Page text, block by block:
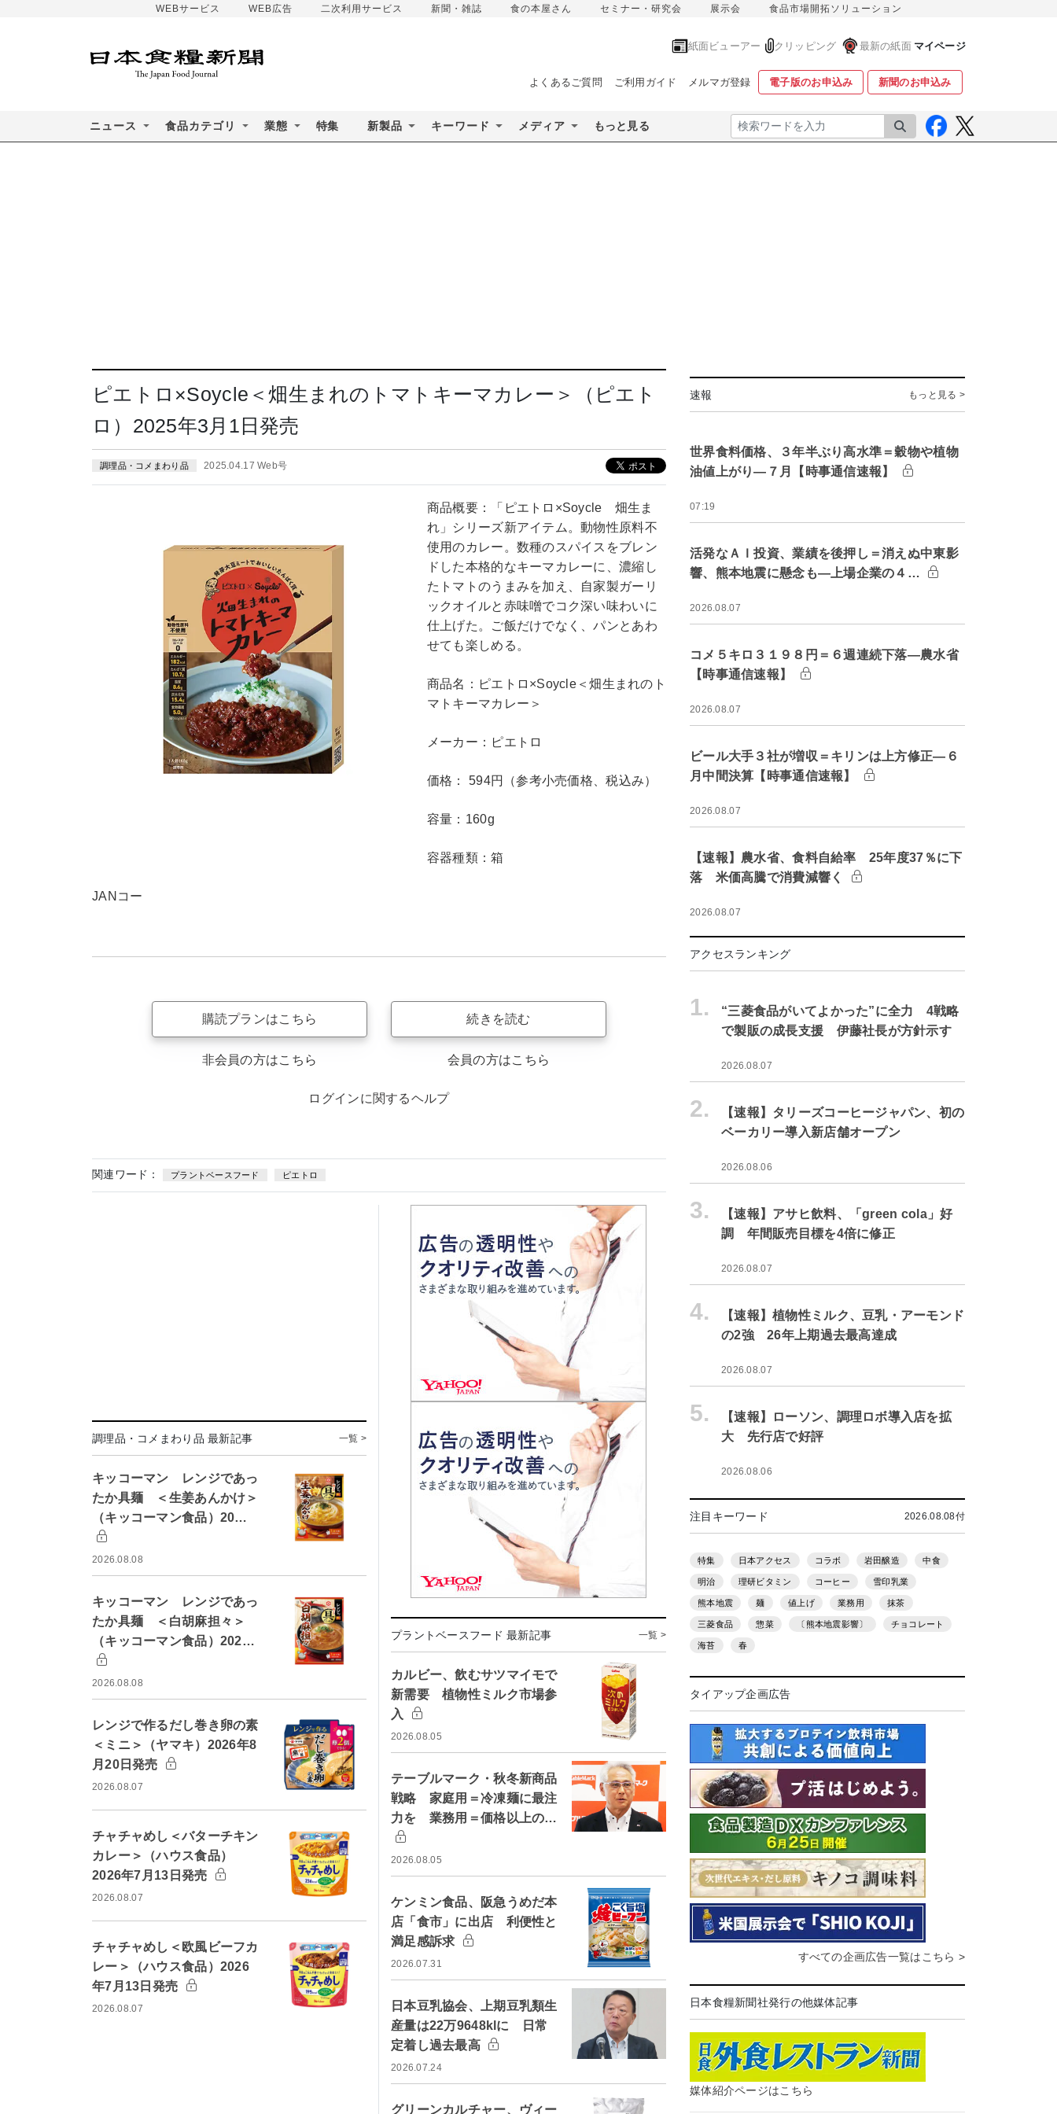
WEBサービス WEB広告 二次利用サービス 新聞・雑誌 食の本屋さん セミナー・研究会 展示会 食品市場開拓ソリューション
紙面ビューアー クリッピング 最新の紙面 マイページ
よくあるご質問 ご利用ガイド メルマガ登録 電子版のお申込み 新聞のお申込み
ニュース 食品カテゴリ 業態 特集 新製品 キーワード メディア もっと見る 検索
ピエトロ×Soycle＜畑生まれのトマトキーマカレー＞（ピエト
ロ）2025年3月1日発売
調理品・コメまわり品 2025.04.17 Web号
商品概要：「ピエトロ×Soycle 畑生ま
れ」シリーズ新アイテム。動物性原料不
使用のカレー。数種のスパイスをブレン
ドした本格的なキーマカレーに、濃縮し
たトマトのうまみを加え、自家製ガーリ
ックオイルと赤味噌でコク深い味わいに
仕上げた。ご飯だけでなく、パンとあわ
せても楽しめる。
商品名：ピエトロ×Soycle＜畑生まれのト
マトキーマカレー＞
メーカー：ピエトロ
価格： 594円（参考小売価格、税込み）
容量：160g
容器種類：箱
JANコー
購読プランはこちら
非会員の方はこちら
続きを読む
会員の方はこちら
ログインに関するヘルプ
関連ワード： プラントベースフード ピエトロ
調理品・コメまわり品 最新記事 一覧 >
キッコーマン レンジであっ
たか具麺 ＜生姜あんかけ＞
（キッコーマン食品）20…
2026.08.08
キッコーマン レンジであっ
たか具麺 ＜白胡麻担々＞
（キッコーマン食品）202…
2026.08.08
レンジで作るだし巻き卵の素
＜ミニ＞（ヤマキ）2026年8
月20日発売
2026.08.07
チャチャめし＜バターチキン
カレー＞（ハウス食品）
2026年7月13日発売
2026.08.07
チャチャめし＜欧風ビーフカ
レー＞（ハウス食品）2026
年7月13日発売
2026.08.07
プラントベースフード 最新記事 一覧 >
カルビー、飲むサツマイモで
新需要 植物性ミルク市場参
入
2026.08.05
テーブルマーク・秋冬新商品
戦略 家庭用＝冷凍麺に最注
力を 業務用＝価格以上の…
2026.08.05
ケンミン食品、阪急うめだ本
店「食市」に出店 利便性と
満足感訴求
2026.07.31
日本豆乳協会、上期豆乳類生
産量は22万9648klに 日常
定着し過去最高
2026.07.24
グリーンカルチャー、ヴィー
速報 もっと見る >
世界食料価格、３年半ぶり高水準＝穀物や植物
油値上がり―７月【時事通信速報】
07:19
活発なＡＩ投資、業績を後押し＝消えぬ中東影
響、熊本地震に懸念も―上場企業の４…
2026.08.07
コメ５キロ３１９８円＝６週連続下落―農水省
【時事通信速報】
2026.08.07
ビール大手３社が増収＝キリンは上方修正―６
月中間決算【時事通信速報】
2026.08.07
【速報】農水省、食料自給率 25年度37％に下
落 米価高騰で消費減響く
2026.08.07
アクセスランキング
1.
“三菱食品がいてよかった”に全力 4戦略
で製販の成長支援 伊藤社長が方針示す
2026.08.07
2.
【速報】タリーズコーヒージャパン、初の
ベーカリー導入新店舗オープン
2026.08.06
3.
【速報】アサヒ飲料、「green cola」好
調 年間販売目標を4倍に修正
2026.08.07
4.
【速報】植物性ミルク、豆乳・アーモンド
の2強 26年上期過去最高達成
2026.08.07
5.
【速報】ローソン、調理ロボ導入店を拡
大 先行店で好評
2026.08.06
注目キーワード 2026.08.08付
特集 日本アクセス コラボ 岩田醸造 中食
明治 理研ビタミン コーヒー 雪印乳業
熊本地震 麺 値上げ 業務用 抹茶
三菱食品 惣菜 〔熊本地震影響〕 チョコレート
海苔 春
タイアップ企画広告
すべての企画広告一覧はこちら >
日本食糧新聞社発行の他媒体記事
媒体紹介ページはこちら